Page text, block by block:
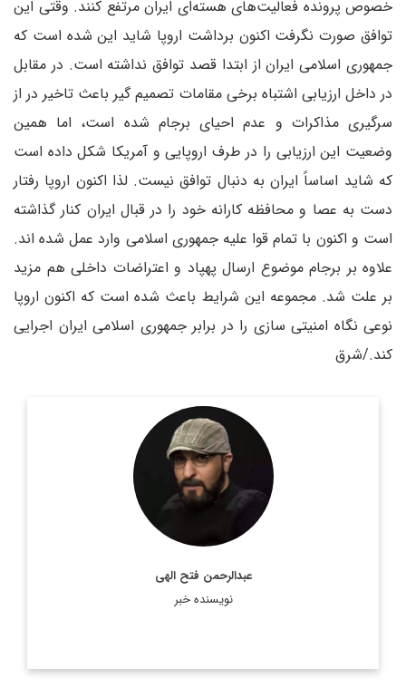
خصوص پرونده فعالیت‌های هسته‌ای ایران مرتفع کنند. وقتی این
توافق صورت نگرفت اکنون برداشت اروپا شاید این شده است که
جمهوری اسلامی ایران از ابتدا قصد توافق نداشته است. در مقابل
در داخل ارزیابی اشتباه برخی مقامات تصمیم گیر باعث تاخیر در از
سرگیری مذاکرات و عدم احیای برجام شده است، اما همین
وضعیت این ارزیابی را در طرف اروپایی و آمریکا شکل داده است
که شاید اساساً ایران به دنبال توافق نیست. لذا اکنون اروپا رفتار
دست به عصا و محافظه کارانه خود را در قبال ایران کنار گذاشته
است و اکنون با تمام قوا علیه جمهوری اسلامی وارد عمل شده اند.
علاوه بر برجام موضوع ارسال پهپاد و اعتراضات داخلی هم مزید
بر علت شد. مجموعه این شرایط باعث شده است که اکنون اروپا
نوعی نگاه امنیتی سازی را در برابر جمهوری اسلامی ایران اجرایی
کند./شرق
عبدالرحمن فتح الهی
نویسنده خبر
روزنامه نگار و کارشناس ارشد روزنامه نگاری سیاسی و عضو
تحریریه دیپلماسی ایرانی.
اطلاعات بیشتر